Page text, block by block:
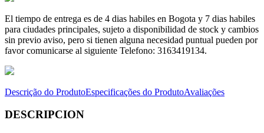
El tiempo de entrega es de 4 dias habiles en Bogota y 7 dias habiles
para ciudades principales, sujeto a disponibilidad de stock y cambios
sin previo aviso, pero si tienen alguna necesidad puntual pueden por
favor comunicarse al siguiente Telefono: 3163419134.
Descrição do ProdutoEspecificações do ProdutoAvaliações
DESCRIPCION